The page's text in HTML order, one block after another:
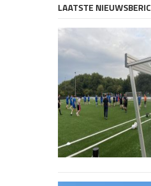
LAATSTE